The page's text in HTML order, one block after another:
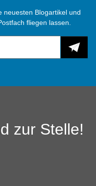
neuesten Blogartikel und
fliegen lassen.
zur Stelle!